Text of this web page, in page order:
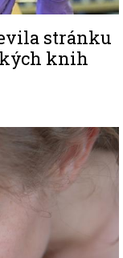
stránku
knih